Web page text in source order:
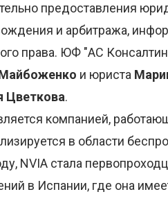
предоставления
и арбитража,
права. ЮФ "АС
и юриста
Цветкова.
компанией,
в области
NVIA стала
в Испании, где она